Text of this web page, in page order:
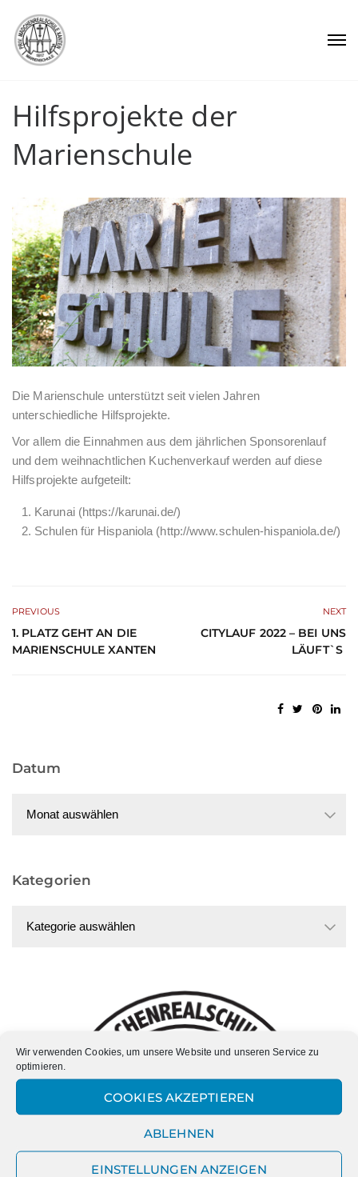
Wir verwenden Cookies, um unsere Website und unseren Service zu
optimieren.
COOKIES AKZEPTIEREN
ABLEHNEN
EINSTELLUNGEN ANZEIGEN
Hilfsprojekte der
Marienschule
Die Marienschule unterstützt seit vielen Jahren
unterschiedliche Hilfsprojekte.
Vor allem die Einnahmen aus dem jährlichen Sponsorenlauf
und dem weihnachtlichen Kuchenverkauf werden auf diese
Hilfsprojekte aufgeteilt:
Karunai (https://karunai.de/)
Schulen für Hispaniola (http://www.schulen-hispaniola.de/)
PREVIOUS
1. PLATZ GEHT AN DIE
MARIENSCHULE XANTEN
NEXT
CITYLAUF 2022 – BEI UNS
LÄUFT`S
Datum
Kategorien